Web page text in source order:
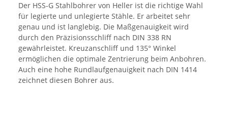
Der HSS-G Stahlbohrer von Heller ist die richtige Wahl
für legierte und unlegierte Stähle. Er arbeitet sehr
genau und ist langlebig. Die Maßgenauigkeit wird
durch den Präzisionsschliff nach DIN 338 RN
gewährleistet. Kreuzanschliff und 135° Winkel
ermöglichen die optimale Zentrierung beim Anbohren.
Auch eine hohe Rundlaufgenauigkeit nach DIN 1414
zeichnet diesen Bohrer aus.